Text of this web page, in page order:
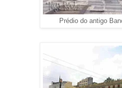
Prédio do antigo